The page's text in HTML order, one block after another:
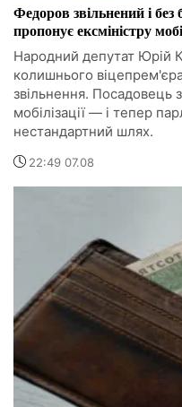
Федоров звільнений і
пропонує ексміністру
Народний депутат Юрій
колишнього
звільнення. Посадовець
мобілізації — і тепер
нестандартний шлях.
22:49 07.08